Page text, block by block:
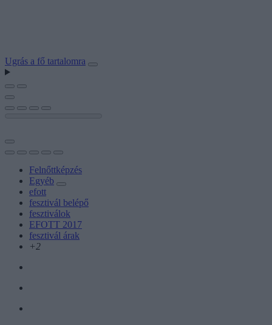
Ugrás a fő tartalomra
Felnőttképzés
Egyéb
efott
fesztivál belépő
fesztiválok
EFOTT 2017
fesztivál árak
+2